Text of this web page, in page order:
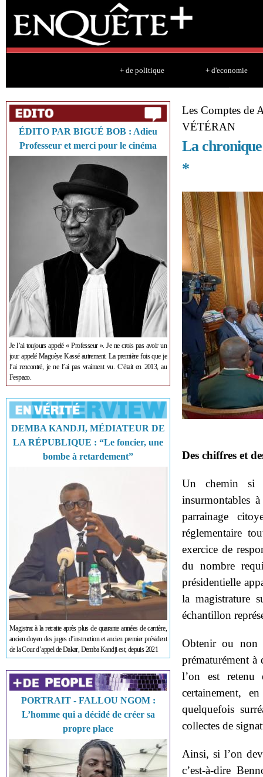
+ de politique + d'economie
ÉDITO PAR BIGUÉ BOB : Adieu
Professeur et merci pour le cinéma
Je l’ai toujours appelé « Professeur ». Je ne crois pas avoir un
jour appelé Maguèye Kassé autrement. La première fois que je
l’ai rencontré, je ne l’ai pas vraiment vu. C’était en 2013, au
Fespaco.
DEMBA KANDJI, MÉDIATEUR DE
LA RÉPUBLIQUE : “Le foncier, une
bombe à retardement”
Magistrat à la retraite après plus de quarante années de carrière,
ancien doyen des juges d’instruction et ancien premier président
de la Cour d’appel de Dakar, Demba Kandji est, depuis 2021
PORTRAIT - FALLOU NGOM :
L’homme qui a décidé de créer sa
propre place
Les Comptes de
VÉTÉRAN
La
*
Des chiffres et
Un chemin si
insurmontables
parrainage
réglementaire
exercice de
du nombre
présidentielle
la magistrature
échantillon
Obtenir ou non
prématurément à
l’on est
certainement,
quelquefois
collectes de
Ainsi, si l’on
c’est-à-dire